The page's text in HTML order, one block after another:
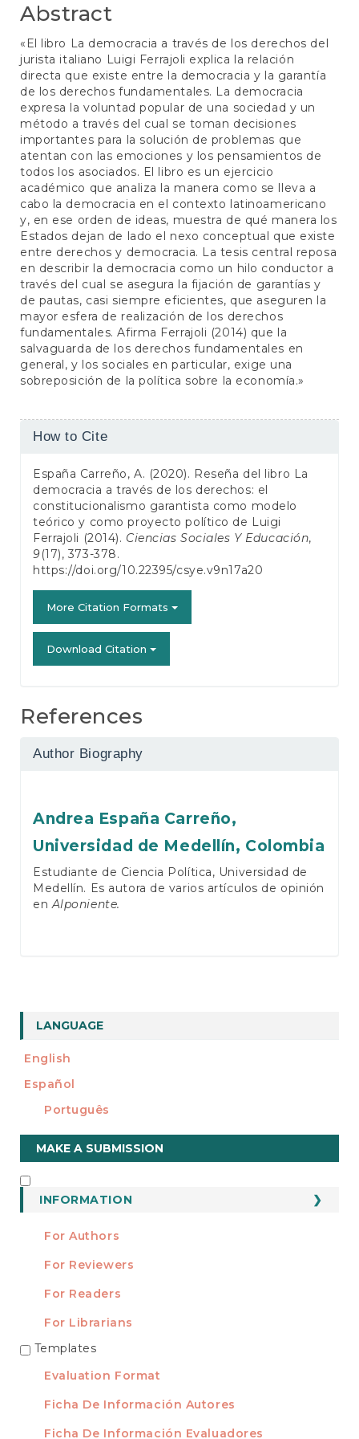
Abstract
«El libro La democracia a través de los derechos del
jurista italiano Luigi Ferrajoli explica la relación
directa que existe entre la democracia y la garantía
de los derechos fundamentales. La democracia
expresa la voluntad popular de una sociedad y un
método a través del cual se toman decisiones
importantes para la solución de problemas que
atentan con las emociones y los pensamientos de
todos los asociados. El libro es un ejercicio
académico que analiza la manera como se lleva a
cabo la democracia en el contexto latinoamericano
y, en ese orden de ideas, muestra de qué manera los
Estados dejan de lado el nexo conceptual que existe
entre derechos y democracia. La tesis central reposa
en describir la democracia como un hilo conductor a
través del cual se asegura la fijación de garantías y
de pautas, casi siempre eficientes, que aseguren la
mayor esfera de realización de los derechos
fundamentales. Afirma Ferrajoli (2014) que la
salvaguarda de los derechos fundamentales en
general, y los sociales en particular, exige una
sobreposición de la política sobre la economía.»
Article
How to Cite
España Carreño, A. (2020). Reseña del libro La
democracia a través de los derechos: el
constitucionalismo garantista como modelo
teórico y como proyecto político de Luigi
Ferrajoli (2014). Ciencias Sociales Y Educación,
9(17), 373-378.
https://doi.org/10.22395/csye.v9n17a20
More Citation Formats
Download Citation
References
Author Biography
Andrea España Carreño,
Universidad de Medellín, Colombia
Estudiante de Ciencia Política, Universidad de
Medellín. Es autora de varios artículos de opinión
enAlponiente.
LANGUAGE
English
Español
Português
Make
a
Submission
MAKE A SUBMISSION
INFORMATION
For Authors
For Reviewers
For Readers
For Librarians
TEMPLATES
Templates
Evaluation Format
Ficha De Información Autores
Ficha De Información Evaluadores